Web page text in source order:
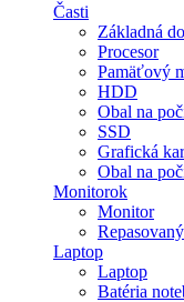
Časti
Základná
Procesor
Pamäťový
HDD
Obal na
SSD
Grafická
Obal na
Monitorok
Monitor
Laptop
Laptop
Batéria